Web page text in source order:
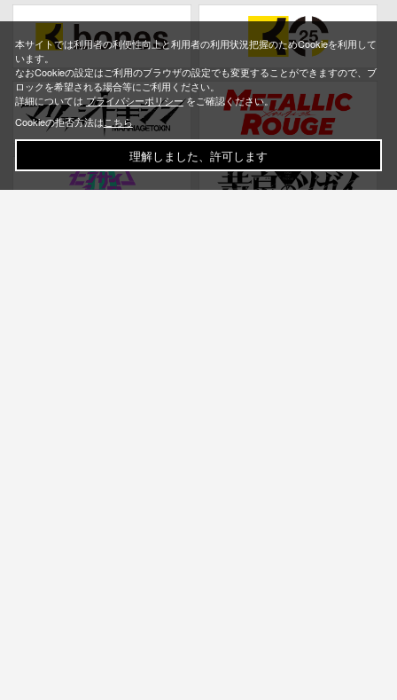
本サイトでは利用者の利便性向上と利用者の利用状況把握のためCookieを利用して
います。
なおCookieの設定はご利用のブラウザの設定でも変更することができますので、ブ
ロックを希望される場合等にご利用ください。
詳細については プライバシーポリシーをご確認ください。
Cookieの拒否方法はこちら
理解しました、許可します